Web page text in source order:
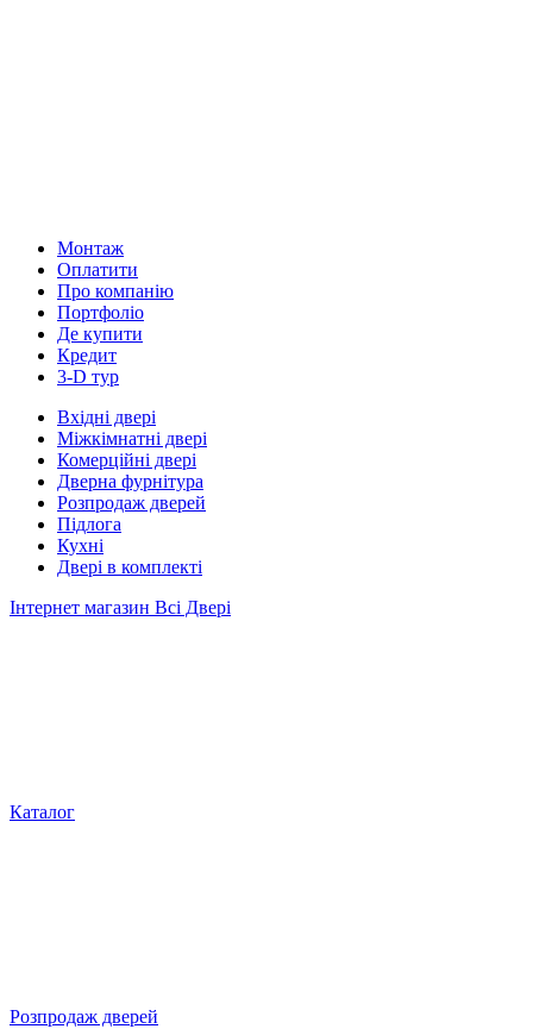
Монтаж
Оплатити
Про компанію
Портфоліо
Де купити
Кредит
3-D тур
Вхідні двері
Міжкімнатні двері
Комерційні двері
Дверна фурнітура
Розпродаж дверей
Підлога
Кухні
Двері в комплекті
Інтернет магазин Всі Двері
Каталог
Розпродаж дверей